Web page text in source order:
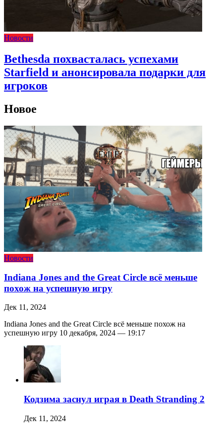
Новости
Bethesda похвасталась успехами
Starfield и анонсировала подарки для
игроков
Новое
Новости
Indiana Jones and the Great Circle всё меньше
похож на успешную игру
Дек 11, 2024
Indiana Jones and the Great Circle всё меньше похож на
успешную игру 10 декабря, 2024 — 19:17
Кодзима заснул играя в Death Stranding 2
Дек 11, 2024